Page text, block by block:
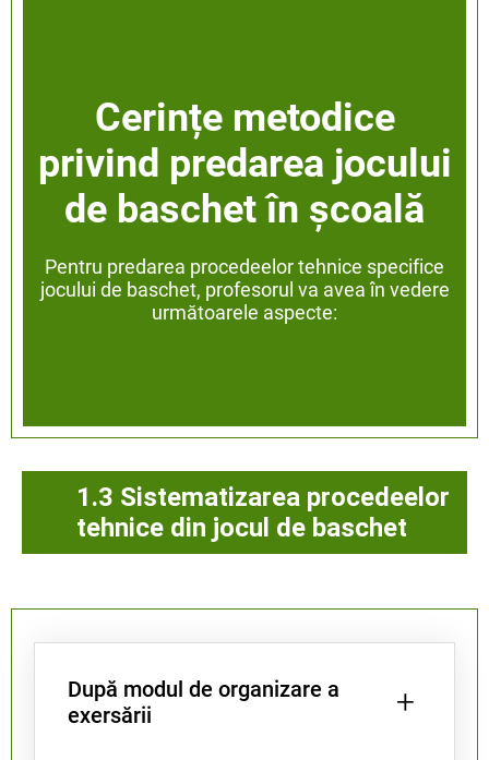
Cerințe metodice
privind predarea jocului
de baschet în școală
Pentru predarea procedeelor tehnice specifice
jocului de baschet, profesorul va avea în vedere
următoarele aspecte:
1.3 Sistematizarea procedeelor
tehnice din jocul de baschet
După modul de organizare a
exersării
+